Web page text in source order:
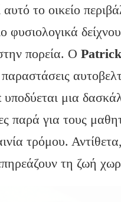
αυτό το οικείο
πορεία. Ο
υποδύεται μια
παρά για τους
τρόμου.
τη ζωή